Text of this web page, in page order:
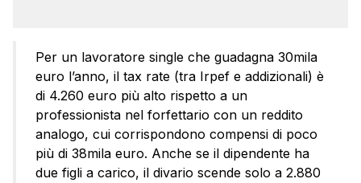
Per un lavoratore single che guadagna 30mila
euro l’anno, il tax rate (tra Irpef e addizionali) è
di 4.260 euro più alto rispetto a un
professionista nel forfettario con un reddito
analogo, cui corrispondono compensi di poco
più di 38mila euro. Anche se il dipendente ha
due figli a carico, il divario scende solo a 2.880